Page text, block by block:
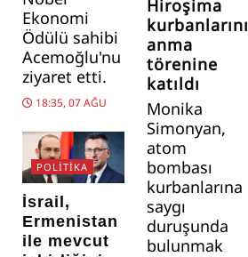
Ekonomi
Ödülü sahibi
Acemoğlu'nu
ziyaret etti.
18:35, 07 AĞU
POLITIKA
İsrail,
Ermenistan
ile mevcut
Hiroşima
kurbanlarını
anma
törenine
katıldı
Monika
Simonyan,
atom
bombası
kurbanlarına
saygı
duruşunda
bulunmak